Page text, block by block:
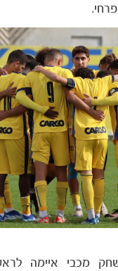
המשחק מכבי איימה